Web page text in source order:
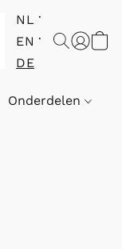
NL
EN
DE
Onderdelen